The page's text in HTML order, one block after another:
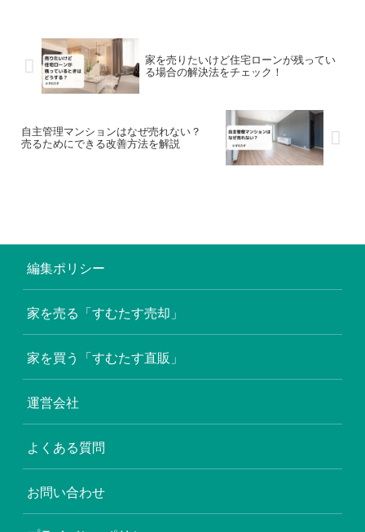
家を売りたいけど住宅ローンが残ってい
る場合の解決法をチェック！
自主管理マンションはなぜ売れない？
売るためにできる改善方法を解説
編集ポリシー
家を売る「すむたす売却」
家を買う「すむたす直販」
運営会社
よくある質問
お問い合わせ